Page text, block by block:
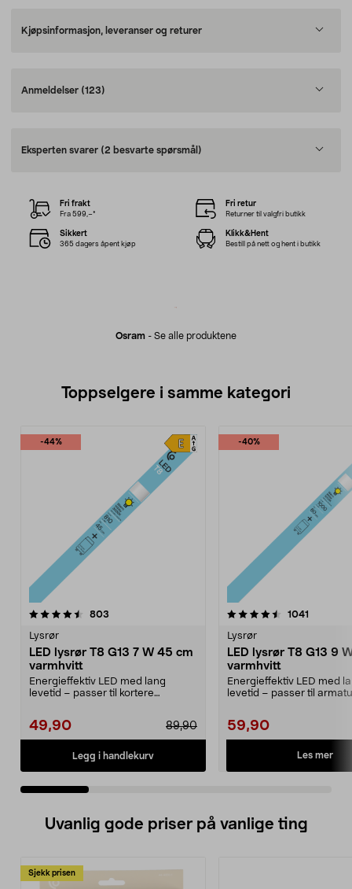
Kjøpsinformasjon, leveranser og returer
Anmeldelser (123)
Eksperten svarer (2 besvarte spørsmål)
Osram - Se alle produktene
Fri frakt
Fra 599,–*
Fri retur
Returner til valgfri butikk
Sikkert
365 dagers åpent kjøp
Klikk&Hent
Bestill på nett og hent i butikk
Toppselgere i samme kategori
-44%
803
Lysrør
LED lysrør T8 G13 7 W 45 cm
varmhvitt
Energieffektiv LED med lang
levetid – passer til kortere
49,90 89,90
Legg i handlekurv
-40%
4.5 av 5 stjerner 1041
Lysrør
LED lysrør T8 G13 9
varmhvitt
Energieffektiv LED med
levetid – passer til
59,90
Les mer
4.5 av 5 stjerner
Uvanlig gode priser på vanlige ting
Sjekk prisen